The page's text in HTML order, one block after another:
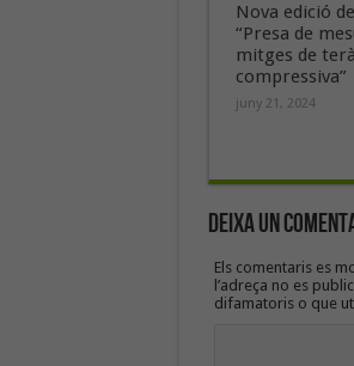
Nova edició
“Presa de
mitges de
compressiva”
juny 21, 2024
Deixa un
Els comentaris es
l’adreça no es
difamatoris o que